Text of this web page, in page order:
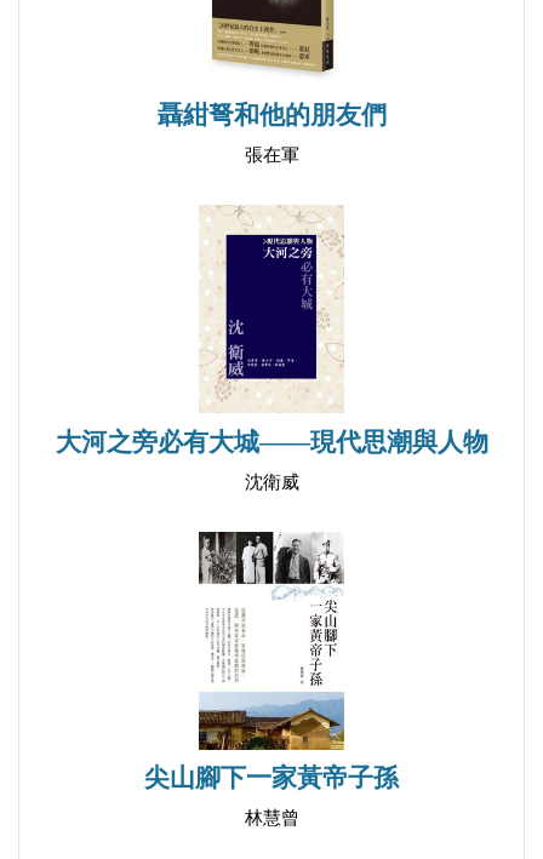
第八十一回 台灣疫情爆發一百天
第八十二回 五路疫苗齊研發
第八十三回 新冠疫情逼人而來
第八十六回 千里返鄉走單騎
第八十七回 睽違一年兄弟再聚會
第八十八回 被熟人偶遇
第八十九回 鄉親道親大家親
第 九十 回 坐上公車去太武山
第九十一回 一日遊的心情
第九十二回 歲月不饒人的長官
第九十三回 養兒育女為哪樁
第九十五回 人才是什麼
第九十六回 主委廟公心不老
第九十七回 睡眠障礙
第九十八回 生活作息的調整
第九十九回 一通電話未接，有什麼後果
第 一百 回 皰疹應該去看診
第一百零一回 電腦汰舊換新
第一百零二回 十年同桌年夜飯
聶紺弩和他的朋友們
張在軍
大河之旁必有大城——現代思潮與人物
沈衛威
尖山腳下一家黃帝子孫
林慧曾